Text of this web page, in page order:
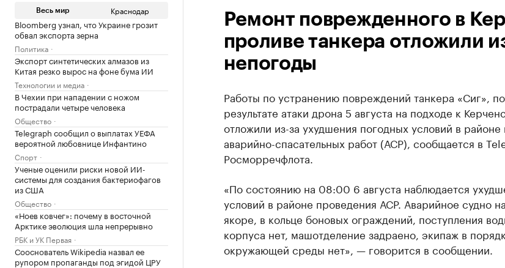
Весь мир Краснодар
Bloomberg узнал, что Украине грозит
обвал экспорта зерна
Политика
Экспорт синтетических алмазов из
Китая резко вырос на фоне бума ИИ
Технологии и медиа
В Чехии при нападении с ножом
пострадали четыре человека
Общество
Telegraph сообщил о выплатах УЕФА
вероятной любовнице Инфантино
Спорт
Ученые оценили риски новой ИИ-
системы для создания бактериофагов
из США
Общество
«Ноев ковчег»: почему в восточной
Арктике эволюция шла непрерывно
РБК и УК Первая
Сооснователь Wikipedia назвал ее
рупором пропаганды под эгидой ЦРУ
Ремонт поврежденного в
проливе танкера отложили
непогоды
Работы по устранению повреждений танкера «Сиг»,
результате атаки дрона 5 августа на подходе к
отложили из-за ухудшения погодных условий в
аварийно-спасательных работ (АСР), сообщается в
Росморречфлота.
«По состоянию на 08:00 6 августа наблюдается
условий в районе проведения АСР. Аварийное судно
якоре, в кольце боновых ограждений, поступления
корпуса нет, машотделение задраено, экипаж в
окружающей среды нет», — говорится в сообщении.